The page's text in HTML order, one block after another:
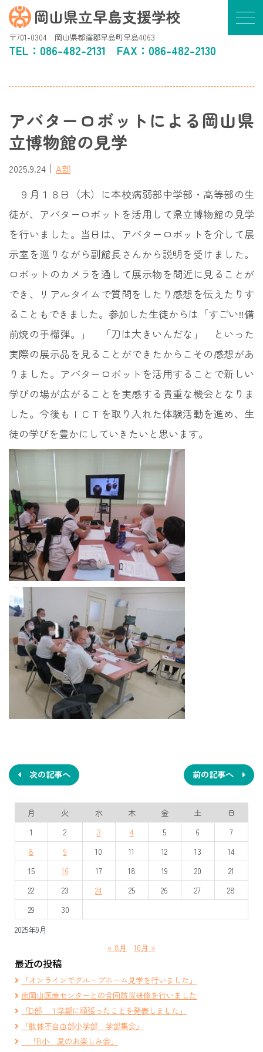
岡山県立早島支援学校
〒701-0304 岡山県都窪郡早島町早島4063
TEL： 086-482-2131 FAX：086-482-2130
アバターロボットによる岡山県
立博物館の見学
2025.9.24 ｜ A部
９月１８日（木）に本校病弱部中学部・高等部の生
徒が、アバターロボットを活用して県立博物館の見学
を行いました。当日は、アバターロボットを介して展
示室を巡りながら副館長さんから説明を受けました。
ロボットのカメラを通して展示物を間近に見ることが
でき、リアルタイムで質問をしたり感想を伝えたりす
ることもできました。参加した生徒からは「すごい‼備
前焼の手榴弾。」 「刀は大きいんだな」 といった
実際の展示品を見ることができたからこその感想があ
りました。アバターロボットを活用することで新しい
学びの場が広がることを実感する貴重な機会となりま
した。今後もＩＣＴを取り入れた体験活動を進め、生
徒の学びを豊かにしていきたいと思います。
稿
ナ
ビ
ゲ
ー
シ
ョ
ン
前の記事へ
次の記事へ
2025年9月
月 火 水 木 金 土
日
1
2 3 4 5 6
7
8
9 10 11 12 13
14
15
16 17 18 19 20
21
22
23 24 25 26 27
28
29
30
« 8月 10月 »
最近の投稿
「オンラインでグループホーム見学を行いました」
南岡山医療センターとの合同防災研修を行いました
「D部 １学期に頑張ったことを発表しました」
「肢体不自由部小学部 学部集会」
「B小 夏のお楽しみ会」